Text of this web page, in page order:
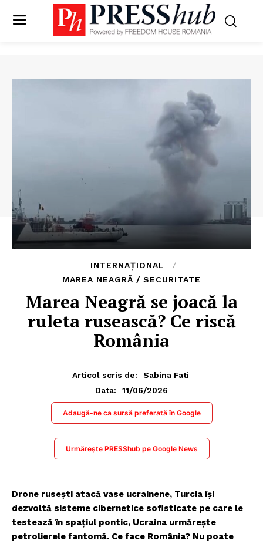
INTERNAȚIONAL
MAREA NEAGRĂ / SECURITATE
Marea Neagră se joacă la
ruleta rusească? Ce riscă
România
Articol scris de:
Sabina Fati
Data:
11/06/2026
Adaugă-ne ca sursă preferată în Google
Urmărește PRESShub pe Google News
Drone rusești atacă vase ucrainene, Turcia își
dezvoltă sisteme cibernetice sofisticate pe care le
testează în spațiul pontic, Ucraina urmărește
petrolierele fantomă. Ce face România? Nu poate